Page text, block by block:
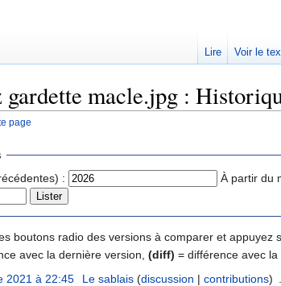
macle.jpg :
page
: À partir du
boutons radio des versions à comparer et appuyez
avec la dernière version, (diff) = différence avec la
2021 à 22:45 Le sablais (discussion | contributions)
Lire Voir le